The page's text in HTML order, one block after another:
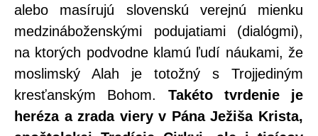
alebo masírujú slovenskú verejnú mienku
medzináboženskými podujatiami (dialógmi),
na ktorých podvodne klamú ľudí náukami, že
moslimský Alah je totožný s Trojjediným
kresťanským Bohom. Takéto tvrdenie je
heréza a zrada viery v Pána Ježiša Krista,